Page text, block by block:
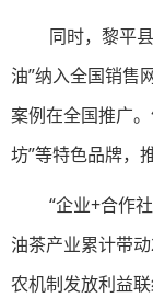
同时，黎平
油”纳入全国销售
案例在全国推广
坊”等特色品牌，
“企业+合作
油茶产业累计带
农机制发放利益